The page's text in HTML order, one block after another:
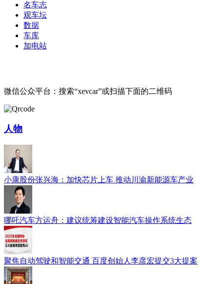
名车志
观车坛
数据
车库
加电站
微信公众平台：搜索“xevcar”或扫描下面的二维码
人物
小康股份张兴海：加快芯片上车 推动川渝新能源车产业
哪吒汽车方运舟：建议统筹建设智能汽车操作系统生态
聚焦自动驾驶和智能交通 百度创始人李彦宏提交3大提案